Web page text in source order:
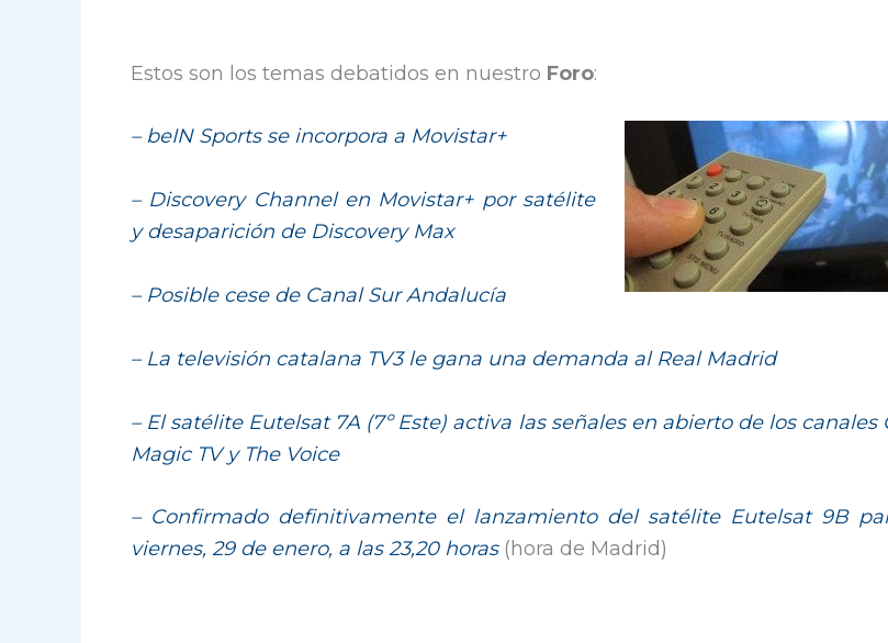
Estos son los temas debatidos en nuestro Foro:
–beIN Sports se incorpora a Movistar+
– Discovery Channel en Movistar+ por satélite
y desaparición de Discovery Max
– Posible cese de Canal Sur Andalucía
– La televisión catalana TV3 le gana una demanda al Real Madrid
– El satélite Eutelsat 7A (7º Este) activa las señales en abierto de los canales
Magic TV y The Voice
– Confirmado definitivamente el lanzamiento del satélite Eutelsat 9B
viernes, 29 de enero, a las 23,20 horas(hora de Madrid)